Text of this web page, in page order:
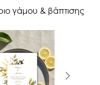
γάμου & βάπτισης